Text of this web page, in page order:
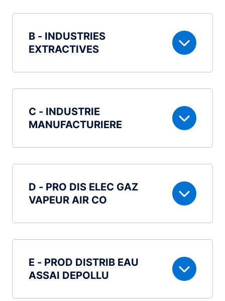
B - INDUSTRIES
EXTRACTIVES
C - INDUSTRIE
MANUFACTURIERE
D - PRO DIS ELEC GAZ
VAPEUR AIR CO
E - PROD DISTRIB EAU
ASSAI DEPOLLU